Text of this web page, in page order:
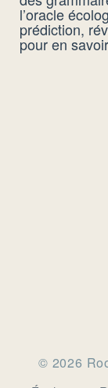
l’oracle
prédiction,
pour en
© 2026